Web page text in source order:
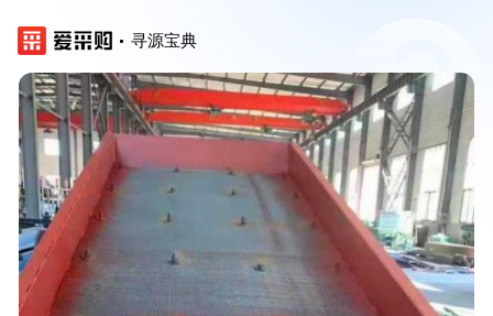
寻源宝典